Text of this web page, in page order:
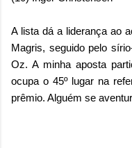
A lista dá a liderança ao
Magris, seguido pelo
Oz. A minha aposta
ocupa o 45º lugar na
prêmio. Alguém se